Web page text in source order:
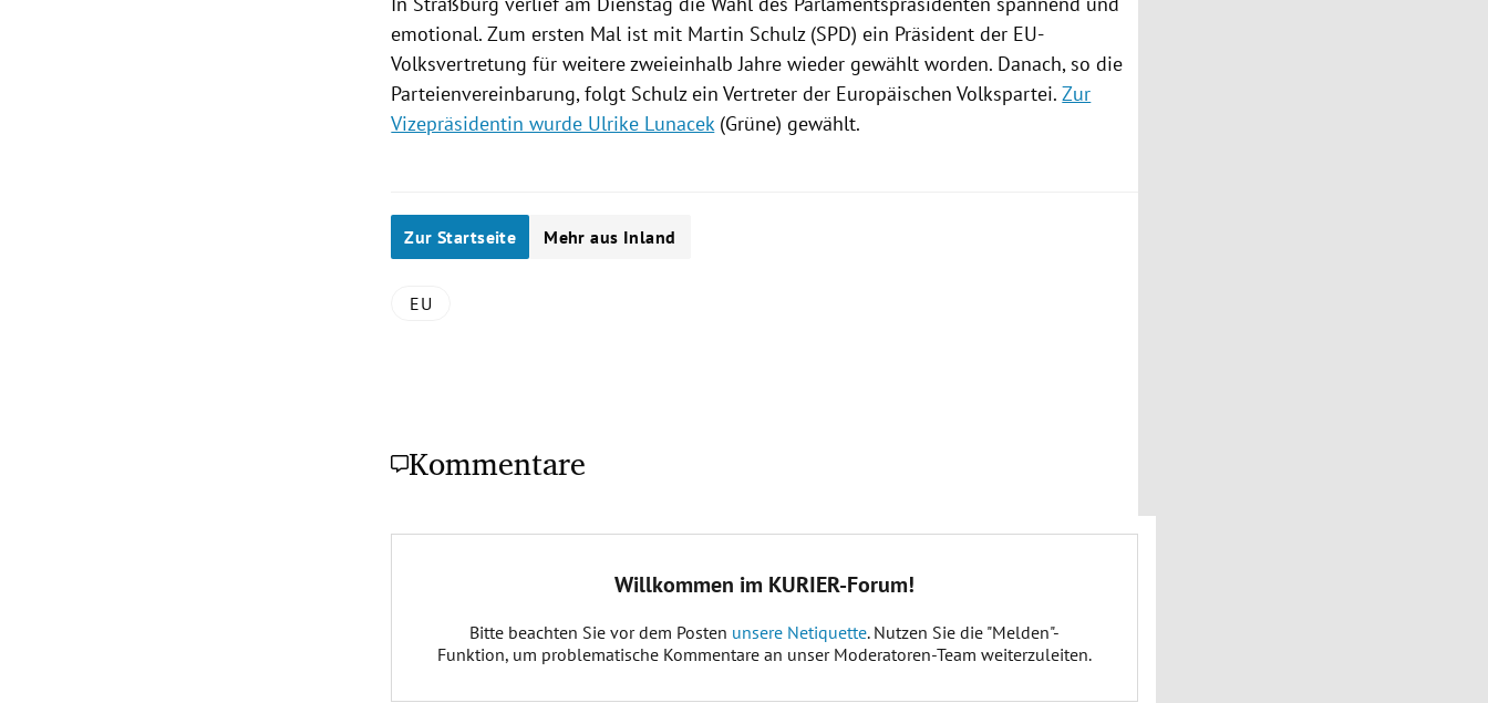
emotional. Zum ersten Mal ist mit Martin Schulz(SPD) ein Präsident der EU-
Volksvertretung für weitere zweieinhalb Jahre wieder gewählt worden. Danach, so die
Parteienvereinbarung, folgt Schulzein Vertreter der Europäischen Volkspartei.Zur
Vizepräsidentin wurde Ulrike Lunacek(Grüne) gewählt.
Zur Startseite Mehr aus Inland
EU
Kommentare